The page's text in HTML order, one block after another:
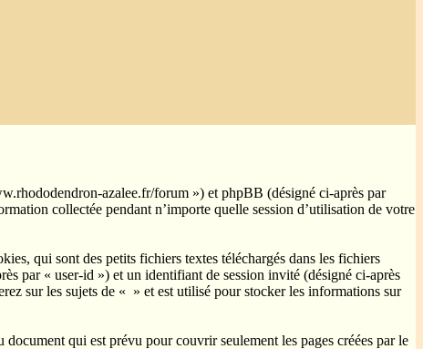
azalee.fr/forum ») et phpBB (désigné ci-après par
collectée pendant n’importe quelle session d’utilisation de votre
qui sont des petits fichiers textes téléchargés dans les fichiers
par « user-id ») et un identifiant de session invité (désigné ci-après
sur les sujets de « » et est utilisé pour stocker les informations sur
qui est prévu pour couvrir seulement les pages créées par le